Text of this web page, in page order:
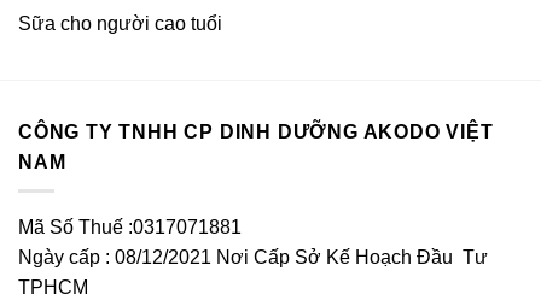
Sữa cho người cao tuổi
CÔNG TY TNHH CP DINH DƯỠNG AKODO VIỆT
NAM
Mã Số Thuế :0317071881
Ngày cấp : 08/12/2021 Nơi Cấp Sở Kế Hoạch Đầu Tư
TPHCM